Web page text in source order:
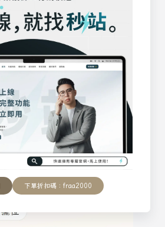
下單折扣碼：fraa2000